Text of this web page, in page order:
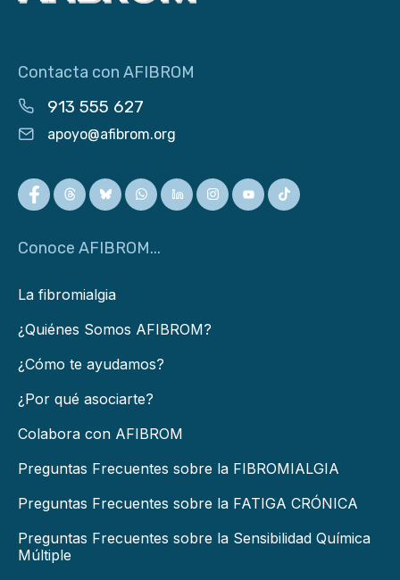
Contacta con AFIBROM
913 555 627
apoyo@afibrom.org
Conoce AFIBROM...
La fibromialgia
¿Quiénes Somos AFIBROM?
¿Cómo te ayudamos?
¿Por qué asociarte?
Colabora con AFIBROM
Preguntas Frecuentes sobre la FIBROMIALGIA
Preguntas Frecuentes sobre la FATIGA CRÓNICA
Preguntas Frecuentes sobre la Sensibilidad Química
Múltiple